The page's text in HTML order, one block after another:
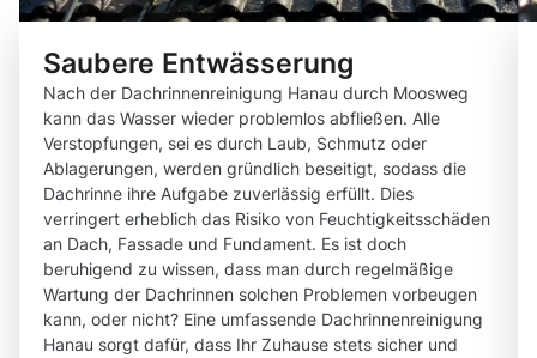
Saubere Entwässerung
Nach der Dachrinnenreinigung Hanau durch Moosweg
kann das Wasser wieder problemlos abfließen. Alle
Verstopfungen, sei es durch Laub, Schmutz oder
Ablagerungen, werden gründlich beseitigt, sodass die
Dachrinne ihre Aufgabe zuverlässig erfüllt. Dies
verringert erheblich das Risiko von Feuchtigkeitsschäden
an Dach, Fassade und Fundament. Es ist doch
beruhigend zu wissen, dass man durch regelmäßige
Wartung der Dachrinnen solchen Problemen vorbeugen
kann, oder nicht? Eine umfassende Dachrinnenreinigung
Hanau sorgt dafür, dass Ihr Zuhause stets sicher und